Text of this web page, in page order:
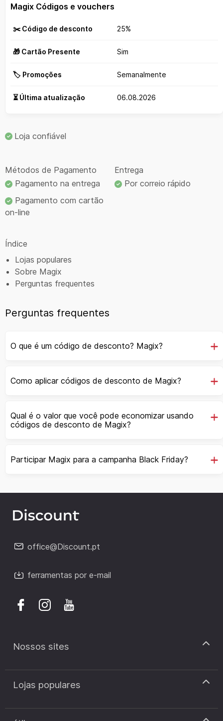
Magix Códigos e vouchers
✂️ Código de desconto 25%
🎁 Cartão Presente Sim
🏷️ Promoções Semanalmente
⏳ Última atualização 06.08.2026
Loja confiável
Métodos de Pagamento
Pagamento na entrega
Pagamento com cartão
on-line
Entrega
Por correio rápido
Índice
Lojas populares
Sobre Magix
Perguntas frequentes
Perguntas frequentes
O que é um código de desconto? Magix?
Como aplicar códigos de desconto de Magix?
Qual é o valor que você pode economizar usando
códigos de desconto de Magix?
Participar Magix para a campanha Black Friday?
office@Discount.pt
ferramentas por e-mail
Nossos sites
discount.pt
discount.sk
Lojas populares
Cupão de desconto Zooplus